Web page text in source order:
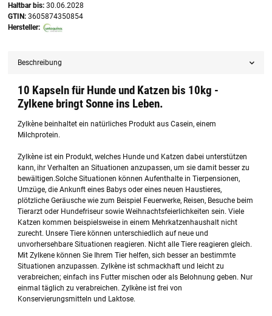
Haltbar bis: 30.06.2028
GTIN: 3605874350854
Hersteller:
Beschreibung
10 Kapseln für Hunde und Katzen bis 10kg -
Zylkene bringt Sonne ins Leben.
Zylkène beinhaltet ein natürliches Produkt aus Casein, einem
Milchprotein.
Zylkène ist ein Produkt, welches Hunde und Katzen dabei unterstützen
kann, ihr Verhalten an Situationen anzupassen, um sie damit besser zu
bewältigen.Solche Situationen können Aufenthalte in Tierpensionen,
Umzüge, die Ankunft eines Babys oder eines neuen Haustieres,
plötzliche Geräusche wie zum Beispiel Feuerwerke, Reisen, Besuche beim
Tierarzt oder Hundefriseur sowie Weihnachtsfeierlichkeiten sein. Viele
Katzen kommen beispielsweise in einem Mehrkatzenhaushalt nicht
zurecht. Unsere Tiere können unterschiedlich auf neue und
unvorhersehbare Situationen reagieren. Nicht alle Tiere reagieren gleich.
Mit Zylkene können Sie Ihrem Tier helfen, sich besser an bestimmte
Situationen anzupassen. Zylkène ist schmackhaft und leicht zu
verabreichen; einfach ins Futter mischen oder als Belohnung geben. Nur
einmal täglich zu verabreichen. Zylkène ist frei von
Konservierungsmitteln und Laktose.